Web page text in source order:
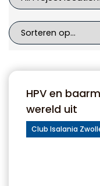
HPV en
wereld uit
Club Isalania